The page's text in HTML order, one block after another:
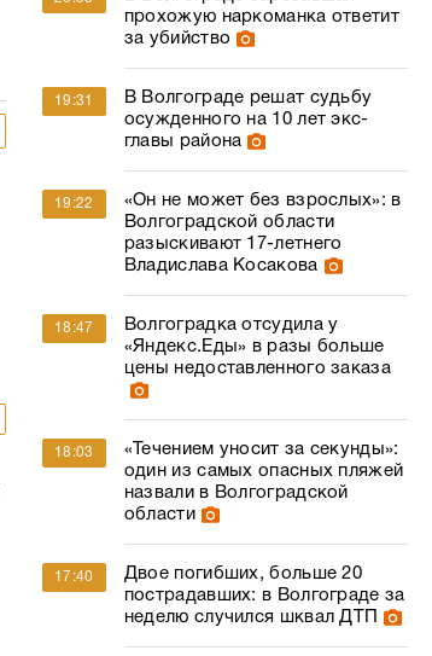
прохожую наркоманка ответит
за убийство
19:31
В Волгограде решат судьбу
осужденного на 10 лет экс-
главы района
19:22
«Он не может без взрослых»: в
Волгоградской области
разыскивают 17-летнего
Владислава Косакова
18:47
Волгоградка отсудила у
«Яндекс.Еды» в разы больше
цены недоставленного заказа
18:03
«Течением уносит за секунды»:
один из самых опасных пляжей
назвали в Волгоградской
области
17:40
Двое погибших, больше 20
пострадавших: в Волгограде за
неделю случился шквал ДТП